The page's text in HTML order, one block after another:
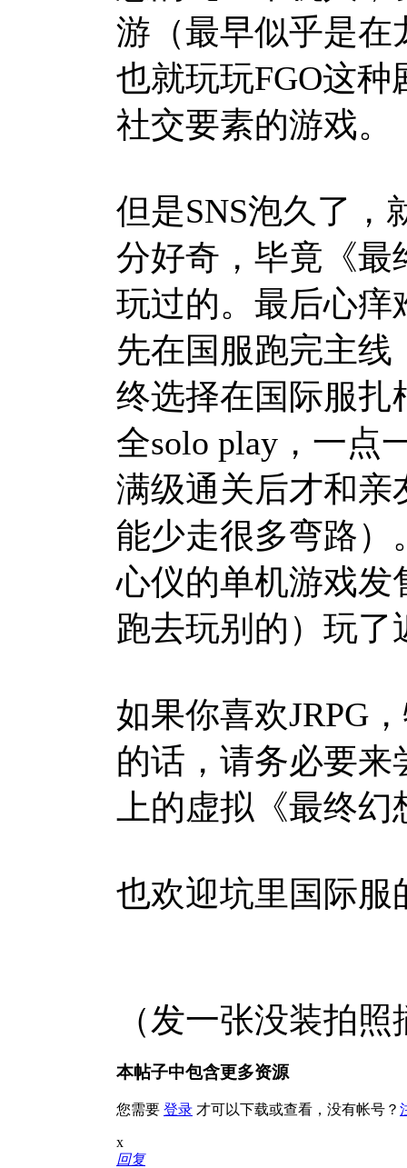
游（最早似乎是在
也就玩玩FGO这种
社交要素的游戏。
但是SNS泡久了，
分好奇，毕竟《最
玩过的。最后心痒
先在国服跑完主
终选择在国际服扎
全solo play，一点
满级通关后才和亲
能少走很多弯路）
心仪的单机游戏发
跑去玩别的）玩
如果你喜欢JRPG
的话，请务必要
上的虚拟《最终
也欢迎坑里国际服
（发一张没装拍
本帖子中包含更多资源
您需要 登录 才可以下载或查看，没有帐号？
x
回复